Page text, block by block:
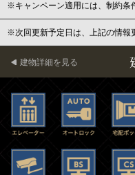
※キャンペーン適用には、制約条
※次回更新予定日は、上記の情報
建物詳細を見る